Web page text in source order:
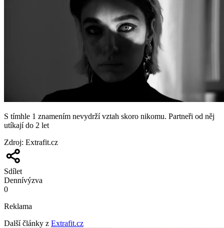
S tímhle 1 znamením nevydrží vztah skoro nikomu. Partneři od něj
utíkají do 2 let
Zdroj: Extrafit.cz
Sdílet
Dennívýzva
0
Reklama
Další články z Extrafit.cz